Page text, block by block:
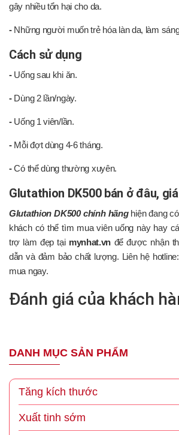
gây nhiều tổn hại cho da.
- Những người muốn trẻ hóa làn da, làm
Cách sử dụng
- Uống sau khi ăn.
- Dùng 2 lần/ngày.
- Uống 1 viên/lần.
- Mỗi đợt dùng 4-6 tháng.
-Có thể dùng thường xuyên.
Glutathion DK500 bán ở đâu,
Glutathion DK500 chính hãnghiện đang
khách có thể tìm mua viên uống này hay
trợ làm đẹp tại mynhat.vn để được nhận
dẫn và đảm bảo chất lượng. Liên hệ hotline:
mua ngay.
Đánh giá của khách
DANH MỤC SẢN PHẨM
Tăng kích thước
Xuất tinh sớm